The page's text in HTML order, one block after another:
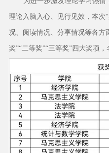
理论入脑入心、见行见效，本次
况、阅读情况、分享情况等各方
奖”“二等奖”“三等奖”四大奖项，